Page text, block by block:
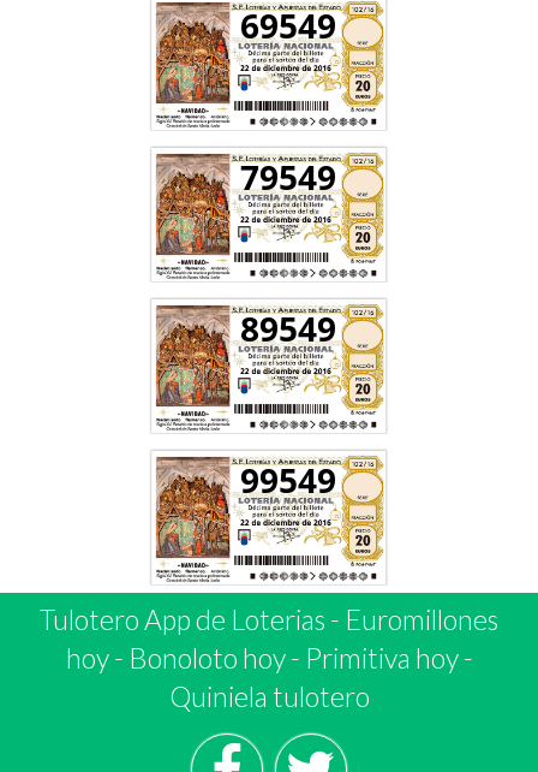
69549
79549
89549
99549
Tulotero App de Loterias - Euromillones
hoy- Bonoloto hoy- Primitiva hoy-
Quiniela tulotero